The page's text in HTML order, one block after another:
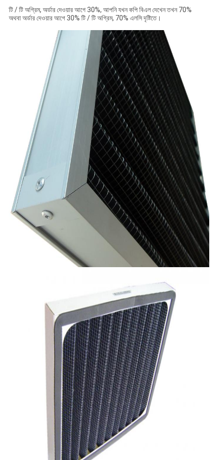
টি / টি অগ্রিম, অর্ডার দেওয়ার আগে 30%, আপনি যখন কপি বিএল দেখেন তখন 70%
অথবা অর্ডার দেওয়ার আগে 30% টি / টি অগ্রিম, 70% এলসি দৃষ্টিতে।